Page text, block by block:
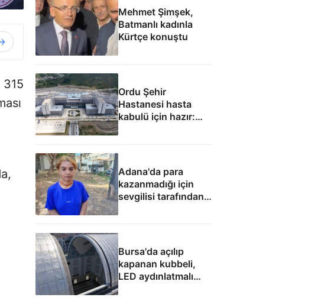
Mehmet Şimşek,
Batmanlı kadınla
Kürtçe konuştu
Ordu Şehir
Hastanesi hasta
kabulü için hazır:
Eylül ayında
hedefleniyor
Adana'da para
kazanmadığı için
sevgilisi tarafından
Bursa'da açılıp
kapanan kubbeli,
LED aydınlatmalı
cami